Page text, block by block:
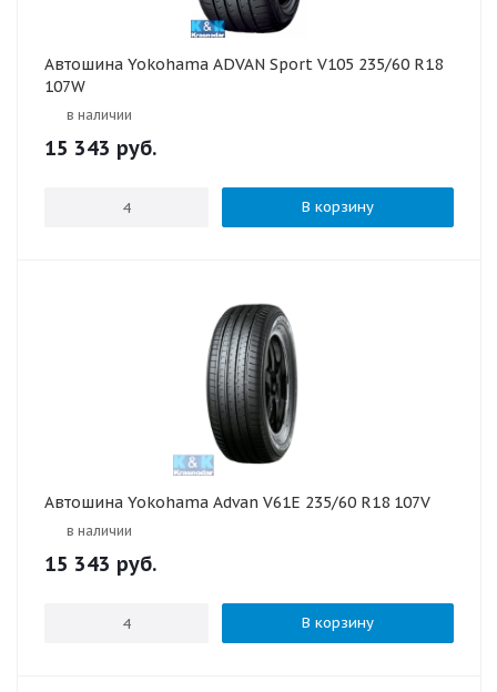
Автошина Yokohama ADVAN Sport V105 235/60 R18
107W
в наличии
15 343 руб.
В корзину
Автошина Yokohama Advan V61E 235/60 R18 107V
в наличии
15 343 руб.
В корзину